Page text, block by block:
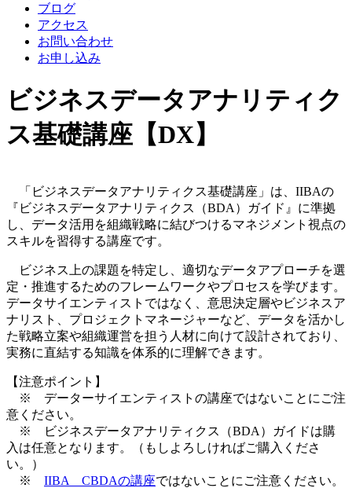
ブログ
アクセス
お問い合わせ
お申し込み
ビジネスデータアナリティク
ス基礎講座【DX】
「ビジネスデータアナリティクス基礎講座」は、IIBAの
『ビジネスデータアナリティクス（BDA）ガイド』に準拠
し、データ活用を組織戦略に結びつけるマネジメント視点の
スキルを習得する講座です。
ビジネス上の課題を特定し、適切なデータアプローチを選
定・推進するためのフレームワークやプロセスを学びます。
データサイエンティストではなく、意思決定層やビジネスア
ナリスト、プロジェクトマネージャーなど、データを活かし
た戦略立案や組織運営を担う人材に向けて設計されており、
実務に直結する知識を体系的に理解できます。
【注意ポイント】
※ データーサイエンティストの講座ではないことにご注
意ください。
※ ビジネスデータアナリティクス（BDA）ガイドは購
入は任意となります。（もしよろしければご購入くださ
い。）
※ IIBA CBDAの講座ではないことにご注意ください。